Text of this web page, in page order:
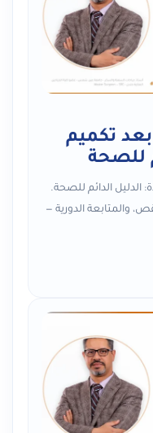
تكميم
للصحة
الدليل الدائم للصحة.
والمتابعة الدورية —